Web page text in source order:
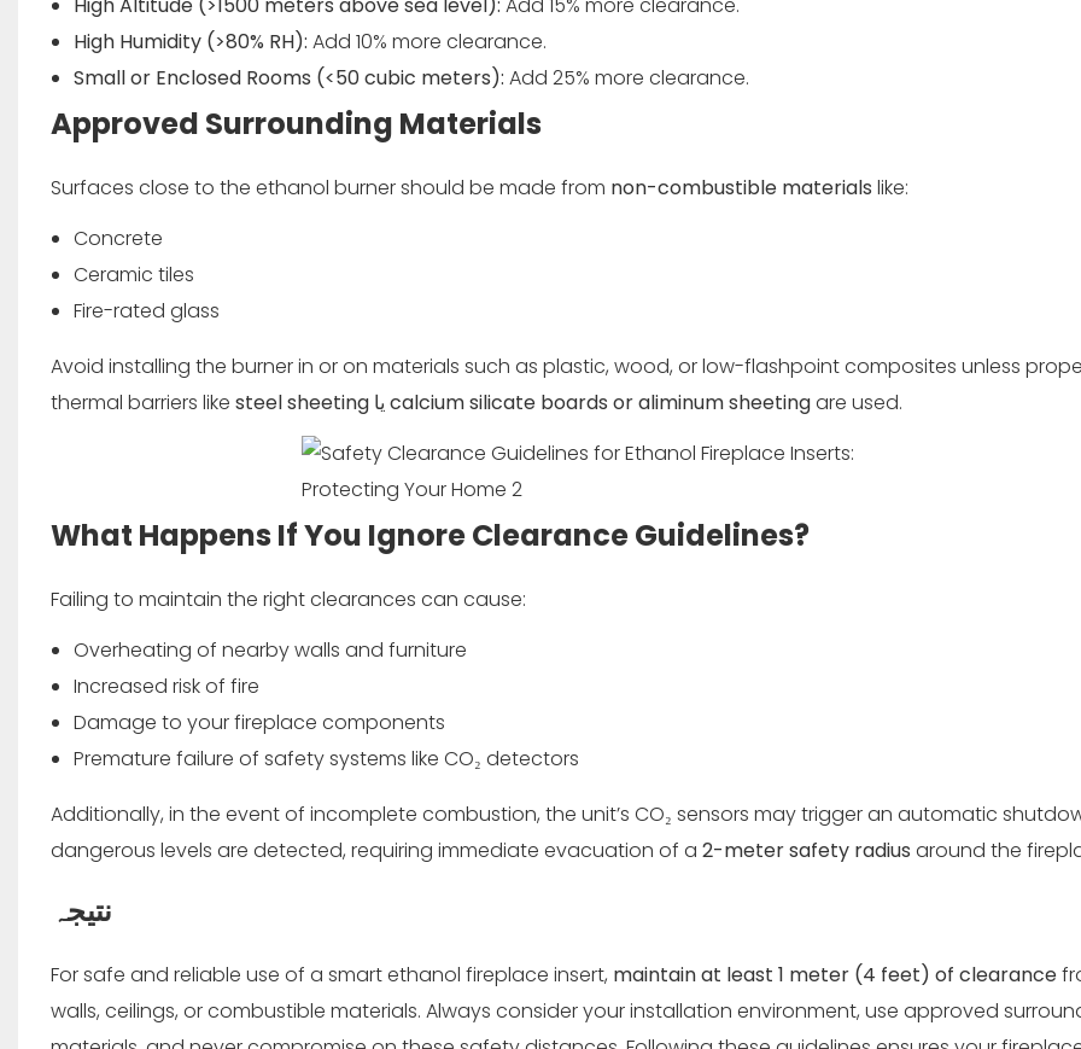
High Humidity (>80% RH):Add 10% more clearance.
Small or Enclosed Rooms (<50 cubic meters):Add 25% more clearance.
Approved Surrounding Materials
Surfaces close to the ethanol burner should be made from non-combustible materials like:
Concrete
Ceramic tiles
Fire-rated glass
Avoid installing the burner in or on materials such as plastic, wood, or low-flashpoint composites unless
thermal barriers like steel sheeting یاcalcium silicate boards or aliminum sheetingare used.
What Happens If You Ignore Clearance Guidelines?
Failing to maintain the right clearances can cause:
Overheating of nearby walls and furniture
Increased risk of fire
Damage to your fireplace components
Premature failure of safety systems like CO₂ detectors
Additionally, in the event of incomplete combustion, the unit’s CO₂ sensors may trigger an automatic
dangerous levels are detected, requiring immediate evacuation of a 2-meter safety radius around the
نتیجہ
For safe and reliable use of a smart ethanol fireplace insert, maintain at least 1 meter (4 feet) of clearance
walls, ceilings, or combustible materials. Always consider your installation environment, use approved